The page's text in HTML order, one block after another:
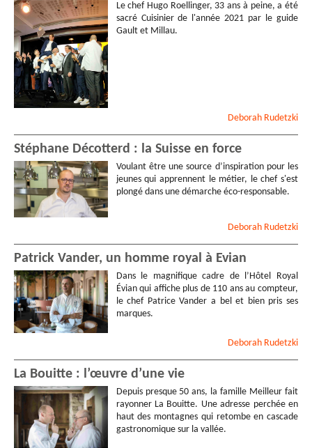
Le chef Hugo Roellinger, 33 ans à peine, a été
sacré Cuisinier de l'année 2021 par le guide
Gault et Millau.
Deborah Rudetzki
Stéphane Décotterd : la Suisse en force
Voulant être une source d’inspiration pour les
jeunes qui apprennent le métier, le chef s'est
plongé dans une démarche éco-responsable.
Deborah Rudetzki
Patrick Vander, un homme royal à Evian
Dans le magnifique cadre de l’Hôtel Royal
Évian qui affiche plus de 110 ans au compteur,
le chef Patrice Vander a bel et bien pris ses
marques.
Deborah Rudetzki
La Bouitte : l’œuvre d’une vie
Depuis presque 50 ans, la famille Meilleur fait
rayonner La Bouitte. Une adresse perchée en
haut des montagnes qui retombe en cascade
gastronomique sur la vallée.